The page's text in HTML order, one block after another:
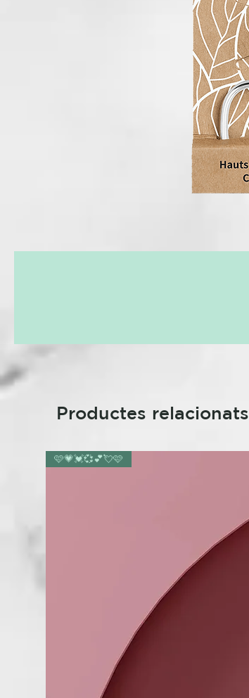
Productes relacionats
🩷💗💓💞💕💘🩷